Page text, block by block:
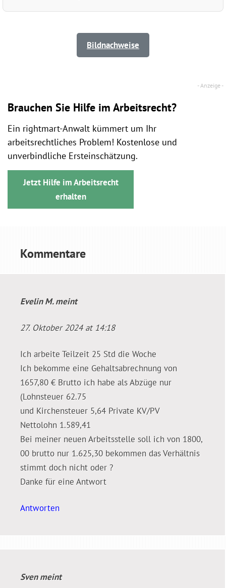
Bildnachweise
Brauchen Sie Hilfe im Arbeitsrecht?
Ein rightmart-Anwalt kümmert um Ihr
arbeitsrechtliches Problem! Kostenlose und
unverbindliche Ersteinschätzung.
Jetzt Hilfe im Arbeitsrecht
erhalten
Kommentare
Evelin M.meint
27. Oktober 2024 at 14:18
Ich arbeite Teilzeit 25 Std die Woche
Ich bekomme eine Gehaltsabrechnung von
1657,80 € Brutto ich habe als Abzüge nur
(Lohnsteuer 62.75
und Kirchensteuer 5,64 Private KV/PV
Nettolohn 1.589,41
Bei meiner neuen Arbeitsstelle soll ich von 1800,
00 brutto nur 1.625,30 bekommen das Verhältnis
stimmt doch nicht oder ?
Danke für eine Antwort
Antworten
Svenmeint